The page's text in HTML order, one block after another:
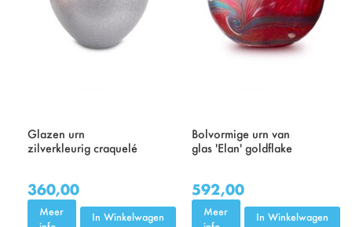
Glazen urn
zilverkleurig craquelé
360,00
Meer
In Winkelwagen
Bolvormige urn van
glas 'Elan' goldflake
592,00
Meer
In Winkelwagen